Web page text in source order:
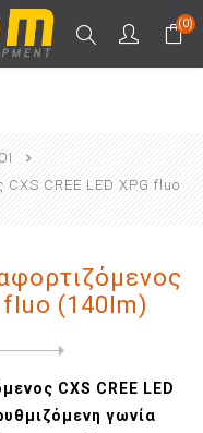
(0)
CREE LED XPG fluo
fluo (140lm)
CXS CREE LED
γωνία